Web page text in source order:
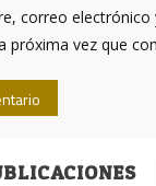
correo electrónico
próxima vez que